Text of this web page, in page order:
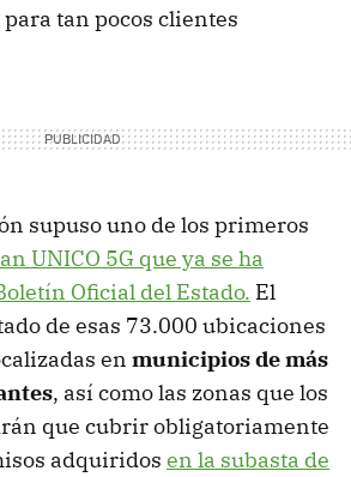
tan pocos clientes
supuso uno de los primeros
UNICO 5G que ya se ha
Oficial del Estado. El
de esas 73.000 ubicaciones
en municipios de más
, así como las zonas que los
que cubrir obligatoriamente
adquiridos en la subasta de